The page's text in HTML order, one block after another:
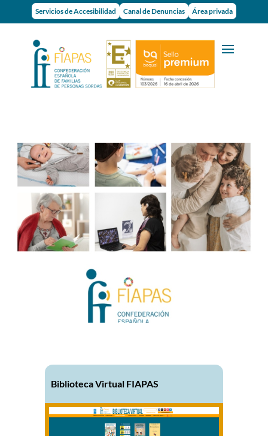
Servicios de Accesibilidad Canal de Denuncias Área privada
Biblioteca Virtual FIAPAS